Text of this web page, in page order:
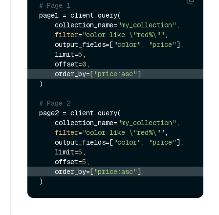
# Page 1
page1 = client.query(
    collection_name=
"my_collection" ,
filter="color like \"red%\"" ,
    output_fields=[
"color" , "price"],
    limit=
5 ,
    offset=
0
    order_by=[
"price:asc"],
)
# Page 2
page2 = client.query(
    collection_name=
"my_collection" ,
filter="color like \"red%\"" ,
    output_fields=[
"color" , "price"],
    limit=
5 ,
    offset=
5
    order_by=[
"price:asc"],